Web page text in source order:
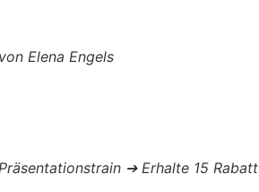
Elena Engels
➔ Erhalte 15 Rabatt